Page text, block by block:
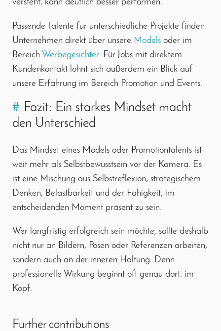
versteht, kann deutlich besser performen.
Passende Talente für unterschiedliche Projekte finden
Unternehmen direkt über unsere Models oder im
Bereich Werbegesichter. Für Jobs mit direktem
Kundenkontakt lohnt sich außerdem ein Blick auf
unsere Erfahrung im Bereich Promotion und Events.
# Fazit: Ein starkes Mindset macht
den Unterschied
Das Mindset eines Models oder Promotiontalents ist
weit mehr als Selbstbewusstsein vor der Kamera. Es
ist eine Mischung aus Selbstreflexion, strategischem
Denken, Belastbarkeit und der Fähigkeit, im
entscheidenden Moment präsent zu sein.
Wer langfristig erfolgreich sein möchte, sollte deshalb
nicht nur an Bildern, Posen oder Referenzen arbeiten,
sondern auch an der inneren Haltung. Denn
professionelle Wirkung beginnt oft genau dort: im
Kopf.
Further contributions